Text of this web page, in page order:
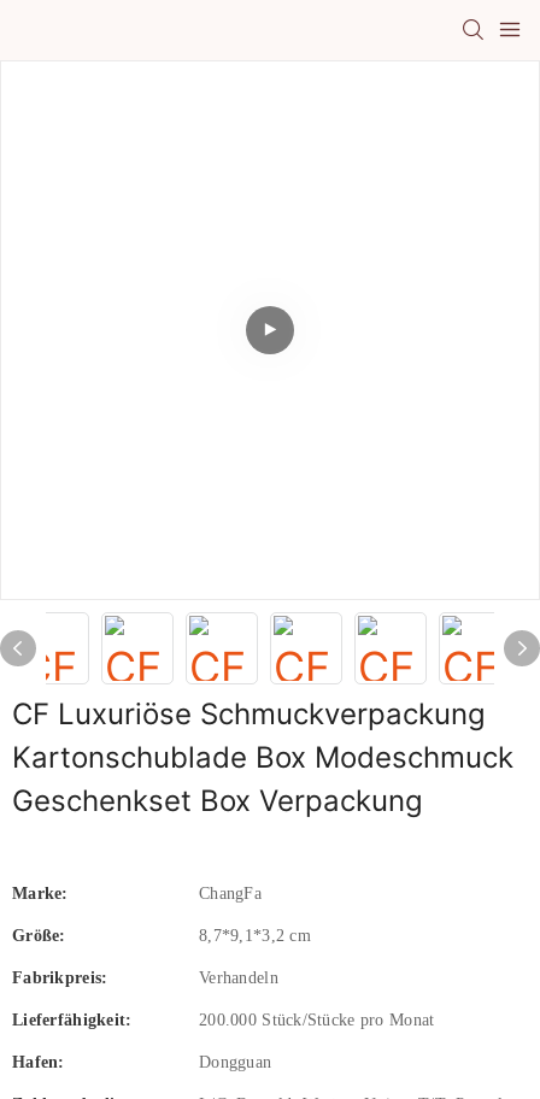
CF Luxuriöse Schmuckverpackung
Kartonschublade Box Modeschmuck
Geschenkset Box Verpackung
Marke: ChangFa
Größe: 8,7*9,1*3,2 cm
Fabrikpreis: Verhandeln
Lieferfähigkeit: 200.000 Stück/Stücke pro Monat
Hafen: Dongguan